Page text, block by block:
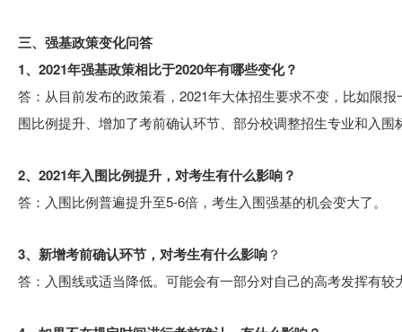
三、强基政策变化问答
1、2021年强基政策相比于2020年有哪些变化？
答：从目前发布的政策看，2021年大体招生要求不变，比如限
围比例提升、增加了考前确认环节、部分校调整招生专业和入
2、2021年入围比例提升，对考生有什么影响？
答：入围比例普遍提升至5-6倍，考生入围强基的机会变大了。
3、新增考前确认环节，对考生有什么影响？
答：入围线或适当降低。可能会有一部分对自己的高考发挥有